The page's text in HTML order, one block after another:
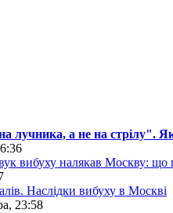
лучника, а не на стрілу". Як
вибуху налякав Москву: що
Наслідки вибуху в Москві
23:58